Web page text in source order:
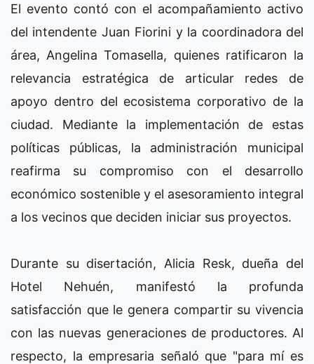
El evento contó con el acompañamiento activo
del intendente Juan Fiorini y la coordinadora del
área, Angelina Tomasella, quienes ratificaron la
relevancia estratégica de articular redes de
apoyo dentro del ecosistema corporativo de la
ciudad. Mediante la implementación de estas
políticas públicas, la administración municipal
reafirma su compromiso con el desarrollo
económico sostenible y el asesoramiento integral
a los vecinos que deciden iniciar sus proyectos.
Durante su disertación, Alicia Resk, dueña del
Hotel Nehuén, manifestó la profunda
satisfacción que le genera compartir su vivencia
con las nuevas generaciones de productores. Al
respecto, la empresaria señaló que "para mí es